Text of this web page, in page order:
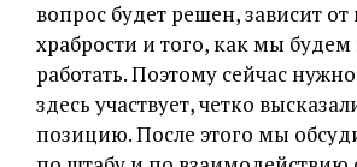
вопрос будет решен, зависит
храбрости и того, как мы будем
работать. Поэтому сейчас
здесь участвует, четко
позицию. После этого мы